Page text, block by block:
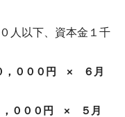
人以下、資本金１千
，０００円 × ６月
，０００円 × ５月